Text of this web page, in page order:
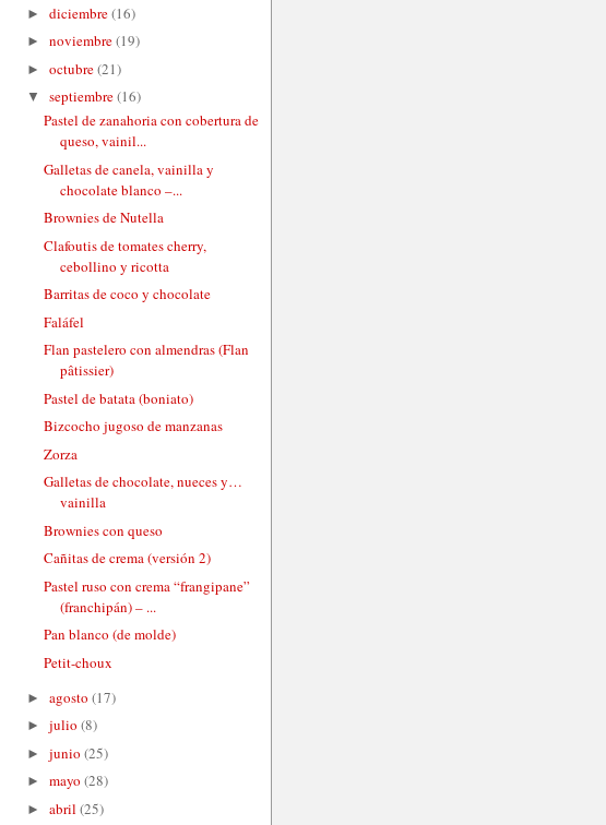
► diciembre(16)
► noviembre(19)
► octubre(21)
▼ septiembre(16)
Pastel de zanahoria con cobertura de
queso, vainil...
Galletas de canela, vainilla y
chocolate blanco –...
Brownies de Nutella
Clafoutis de tomates cherry,
cebollino y ricotta
Barritas de coco y chocolate
Faláfel
Flan pastelero con almendras (Flan
pâtissier)
Pastel de batata (boniato)
Bizcocho jugoso de manzanas
Zorza
Galletas de chocolate, nueces y…
vainilla
Brownies con queso
Cañitas de crema (versión 2)
Pastel ruso con crema “frangipane”
(franchipán) – ...
Pan blanco (de molde)
Petit-choux
► agosto (17)
► julio (8)
► junio (25)
► mayo (28)
► abril (25)